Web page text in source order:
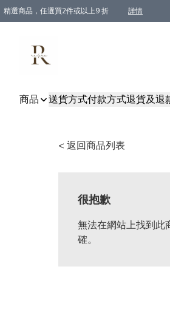
精選商品，任選買2件或以上9 折 詳情
商品 送貨方式付款方式退貨及退
< 返回商品列表
很抱歉
無法在網站上找到此
確。